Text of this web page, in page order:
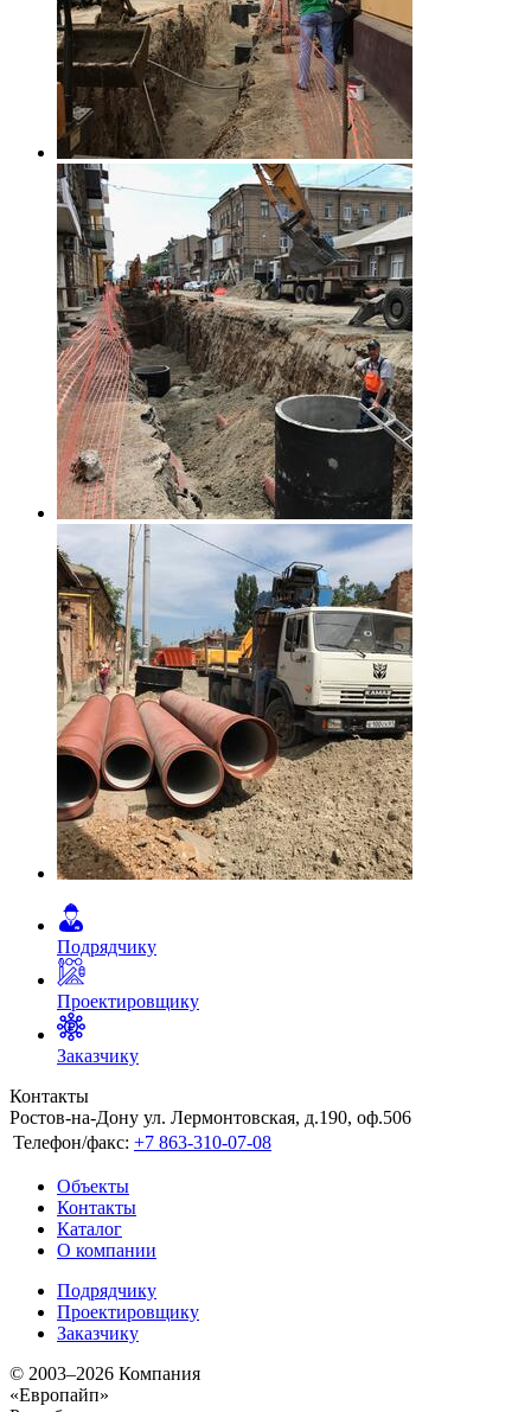
Подрядчику
Проектировщику
Заказчику
Контакты
Ростов-на-Дону ул. Лермонтовская, д.190, оф.506
Телефон/факс: +7 863-310-07-08
Объекты
Контакты
Каталог
О компании
Подрядчику
Проектировщику
Заказчику
© 2003–2026 Компания
«Европайп»